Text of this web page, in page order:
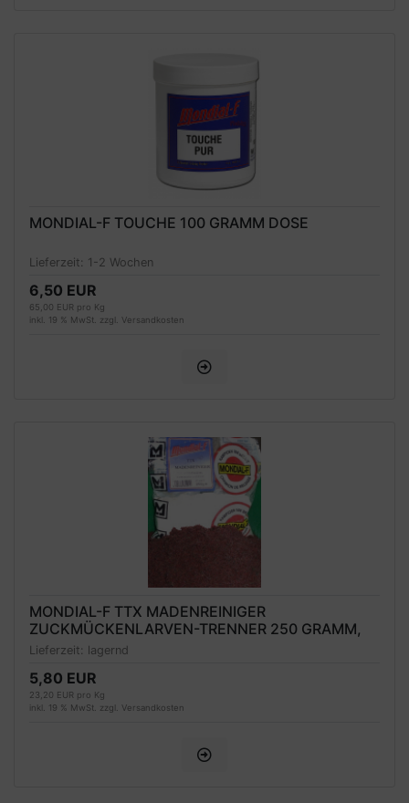
MONDIAL-F TOUCHE 100 GRAMM DOSE
Lieferzeit: 1-2 Wochen
6,50 EUR
65,00 EUR pro Kg
inkl. 19 % MwSt. zzgl. Versandkosten
MONDIAL-F TTX MADENREINIGER
ZUCKMÜCKENLARVEN-TRENNER 250 GRAMM,
MHD 01/2027
Lieferzeit: lagernd
5,80 EUR
23,20 EUR pro Kg
inkl. 19 % MwSt. zzgl. Versandkosten